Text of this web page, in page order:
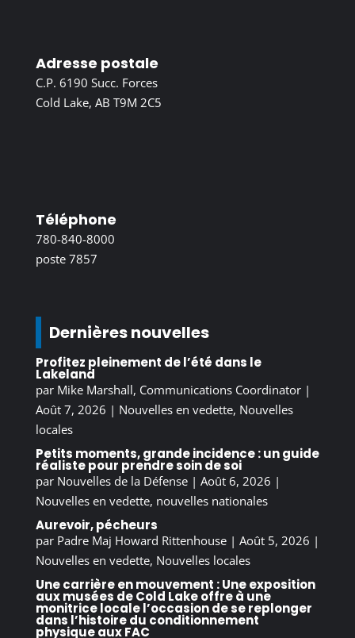
Adresse postale
C.P. 6190 Succ. Forces
Cold Lake, AB T9M 2C5
Téléphone
780-840-8000
poste 7857
Dernières nouvelles
Profitez pleinement de l’été dans le
Lakeland
par Mike Marshall, Communications Coordinator|
Août 7, 2026 | Nouvelles en vedette, Nouvelles
locales
Petits moments, grande incidence : un guide
réaliste pour prendre soin de soi
par Nouvelles de la Défense| Août 6, 2026 |
Nouvelles en vedette, nouvelles nationales
Aurevoir, pécheurs
par Padre Maj Howard Rittenhouse| Août 5, 2026 |
Nouvelles en vedette, Nouvelles locales
Une carrière en mouvement : Une exposition
aux musées de Cold Lake offre à une
monitrice locale l’occasion de se replonger
dans l’histoire du conditionnement
physique aux FAC